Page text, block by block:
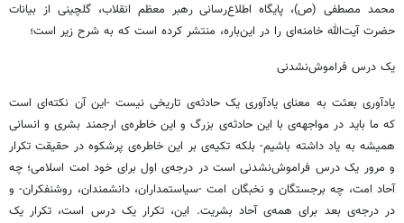
محمد مصطفی (ص)، پایگاه اطلاع‌رسانی رهبر معظم انقلاب، گلچینی از بیانات
حضرت آیت‌الله خامنه‌ای را در این‌باره، منتشر کرده است که به شرح زیر است؛
یک درس فراموش‌نشدنی
یادآوری بعثت به معنای یادآوری یک حادثه‌ی تاریخی نیست -این آن نکته‌ای است
که ما باید در مواجهه‌ی با این حادثه‌ی بزرگ و این خاطره‌ی ارجمند بشری و انسانی
همیشه به یاد داشته باشیم- بلکه تکیه‌ی بر این خاطره‌ی پرشکوه در حقیقت تکرار
و مرور یک درس فراموش‌نشدنی است در درجه‌ی اول برای خود امت اسلامی؛ چه
آحاد امت، چه برجستگان و نخبگان امت -سیاستمداران، دانشمندان، روشنفکران- و
در درجه‌ی بعد برای همه‌ی آحاد بشریت. این، تکرار یک درس است، تکرار یک